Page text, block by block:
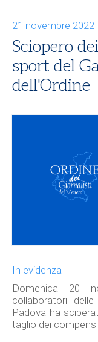
21 novembre 2022
Sciopero
sport del
dell'Ordine
In evidenza
Domenica 20
collaboratori
Padova ha
taglio dei